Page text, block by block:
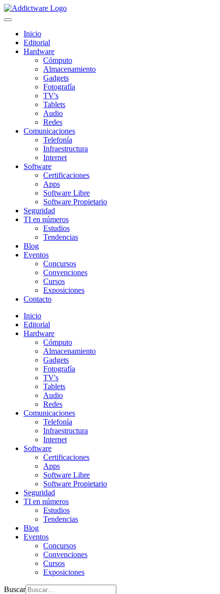
Inicio
Editorial
Hardware
Cómputo
Almacenamiento
Gadgets
Fotografía
TV's
Tablets
Audio
Redes
Comunicaciones
Telefonía
Infraestructura
Internet
Software
Certificaciones
Apps
Software Libre
Software Propietario
Seguridad
TI en números
Estudios
Tendencias
Blog
Eventos
Concursos
Convenciones
Cursos
Exposiciones
Contacto
Inicio
Editorial
Hardware
Cómputo
Almacenamiento
Gadgets
Fotografía
TV's
Tablets
Audio
Redes
Comunicaciones
Telefonía
Infraestructura
Internet
Software
Certificaciones
Apps
Software Libre
Software Propietario
Seguridad
TI en números
Estudios
Tendencias
Blog
Eventos
Concursos
Convenciones
Cursos
Exposiciones
Buscar